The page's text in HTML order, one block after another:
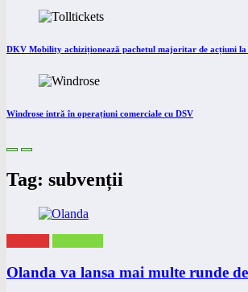
DKV Mobility achiziționează pachetul majoritar de acțiuni la
Windrose intră în operațiuni comerciale cu DSV
Tag: subvenții
Olanda va lansa mai multe runde